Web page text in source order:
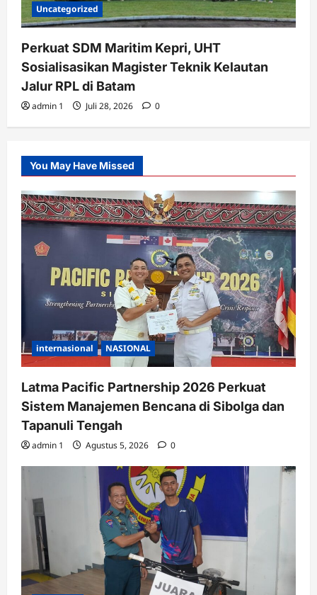
Uncategorized
Perkuat SDM Maritim Kepri, UHT
Sosialisasikan Magister Teknik Kelautan
Jalur RPL di Batam
admin 1 Juli 28, 2026 0
You May Have Missed
internasional NASIONAL
Latma Pacific Partnership 2026 Perkuat
Sistem Manajemen Bencana di Sibolga dan
Tapanuli Tengah
admin 1 Agustus 5, 2026 0